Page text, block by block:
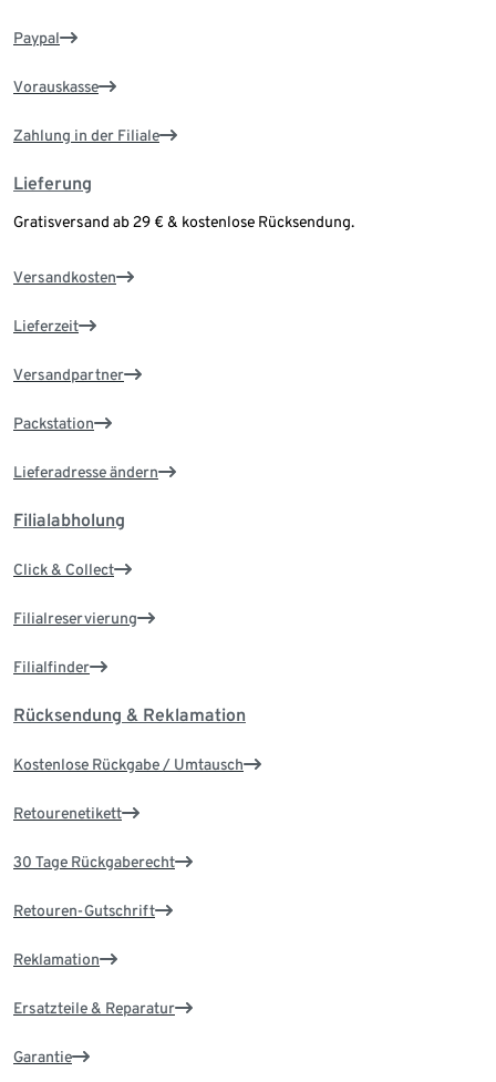
Paypal
Vorauskasse
Zahlung in der Filiale
Lieferung
Gratisversand ab 29 € & kostenlose Rücksendung.
Versandkosten
Lieferzeit
Versandpartner
Packstation
Lieferadresse ändern
Filialabholung
Click & Collect
Filialreservierung
Filialfinder
Rücksendung & Reklamation
Kostenlose Rückgabe / Umtausch
Retourenetikett
30 Tage Rückgaberecht
Retouren-Gutschrift
Reklamation
Ersatzteile & Reparatur
Garantie